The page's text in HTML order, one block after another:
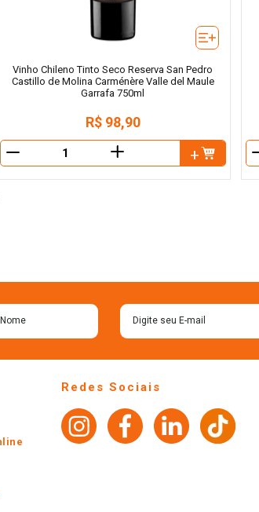
Vinho Chileno Tinto Seco Reserva San Pedro
Castillo de Molina Carménère Valle del Maule
Garrafa 750ml
R$ 98,90
＋
Redes Sociais